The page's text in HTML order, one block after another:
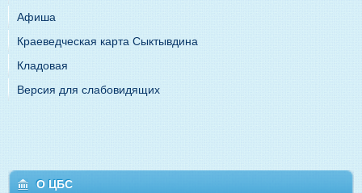
Афиша
Краеведческая карта Сыктывдина
Кладовая
Версия для слабовидящих
О ЦБС